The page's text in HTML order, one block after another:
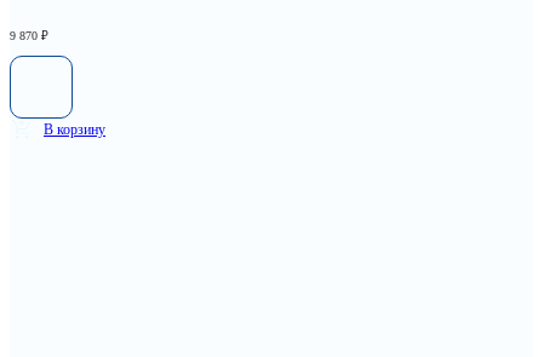
9 870 ₽
В корзину